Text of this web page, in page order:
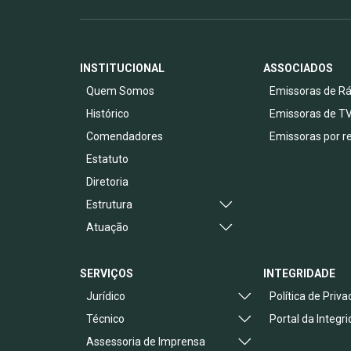
INSTITUCIONAL
Quem Somos
Histórico
Comendadores
Estatuto
Diretoria
Estrutura
Atuação
ASSOCIADOS
Emissoras de
Emissoras de
Emissoras por
SERVIÇOS
Jurídico
Técnico
Assessoria de Imprensa
INTEGRIDADE
Política de
Portal da